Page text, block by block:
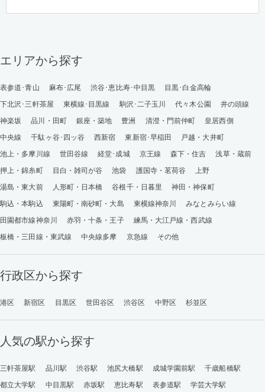
エリアから探す
表参道･青山 麻布･広尾 渋谷･恵比寿･中目黒
目黒･白金高輪
下北沢･三軒茶屋
東横線･目黒線 駒沢･二子玉川 代々木公園
井の頭線
神楽坂
品川・田町 銀座・築地 豊洲 清澄・門前仲町
皇居西側
中央線
千駄ヶ谷･四ッ谷 西新宿 東新宿･早稲田
戸越・大井町
池上・多摩川線
世田谷線 経堂･成城 京王線 森下・住吉
浅草・蔵前
押上・錦糸町
目白・雑司が谷 池袋 護国寺・茗荷谷
上野
湯島・東大前
人形町・日本橋 谷根千・日暮里
神田・神保町
駒込・本駒込
東陽町・南砂町・大島 東横線神奈川
みなとみらい線
田園都市線神奈川
赤羽・十条・王子
練馬・大江戸線・西武線
板橋・三田線・東武線
中央線多摩 京急線 その他
行政区から探す
港区 新宿区 目黒区 世田谷区 渋谷区 中野区 杉並区
人気の駅から探す
三軒茶屋駅 品川駅 渋谷駅 池尻大橋駅 成城学園前駅
千歳船橋駅
都立大学駅
中目黒駅 赤坂駅 恵比寿駅 表参道駅
学芸大学駅